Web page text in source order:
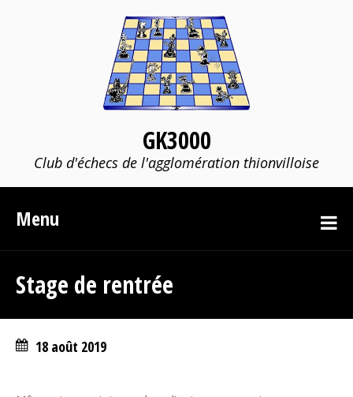
GK3000
Club d'échecs de l'agglomération thionvilloise
Menu
Stage de rentrée
18 août 2019